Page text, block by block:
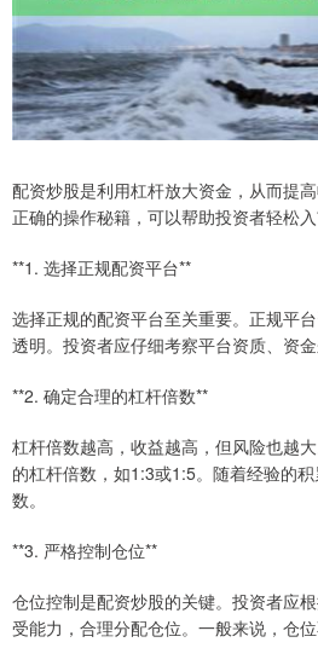
配资炒股是利用杠杆放大资金，从而提
正确的操作秘籍，可以帮助投资者轻松入
**1. 选择正规配资平台**
选择正规的配资平台至关重要。正规平
透明。投资者应仔细考察平台资质、资金
**2. 确定合理的杠杆倍数**
杠杆倍数越高，收益越高，但风险也越
的杠杆倍数，如1:3或1:5。随着经验的
数。
**3. 严格控制仓位**
仓位控制是配资炒股的关键。投资者应
受能力，合理分配仓位。一般来说，仓位